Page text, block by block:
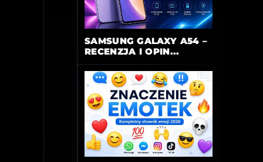
SAMSUNG GALAXY A54 –
RECENZJA I OPIN...